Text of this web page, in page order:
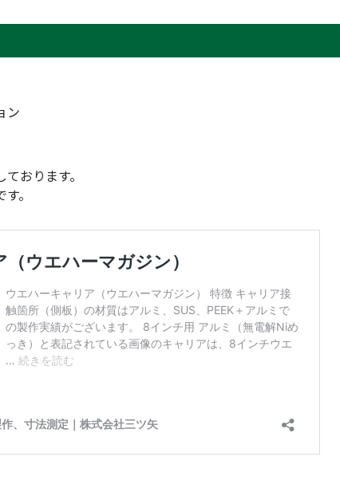
ン
おります。
。